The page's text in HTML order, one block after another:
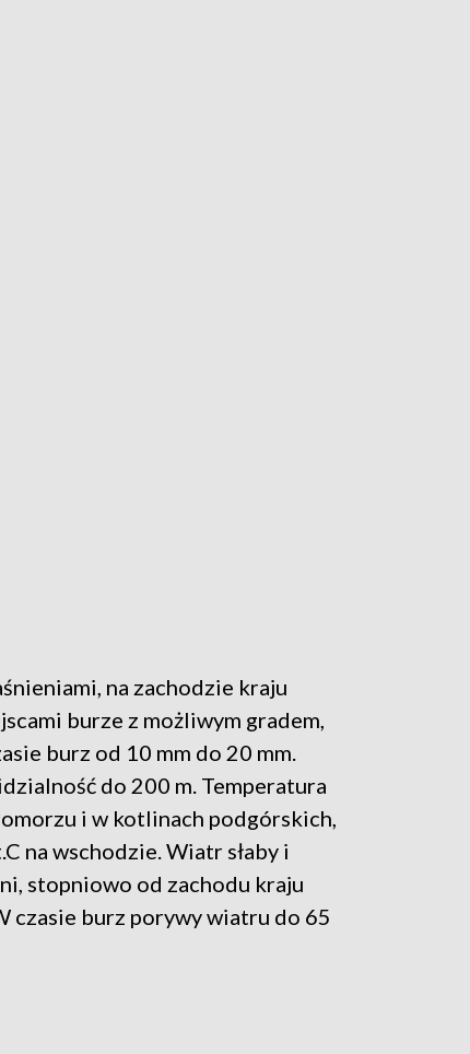
na zachodzie kraju
burze z możliwym gradem,
burz od 10 mm do 20 mm.
do 200 m. Temperatura
i w kotlinach podgórskich,
na wschodzie. Wiatr słaby i
stopniowo od zachodu kraju
czasie burz porywy wiatru do 65